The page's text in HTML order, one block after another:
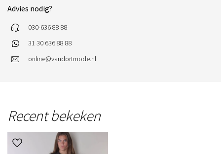
Advies nodig?
030-636 88 88
31 30 636 88 88
online@vandortmode.nl
Recent bekeken